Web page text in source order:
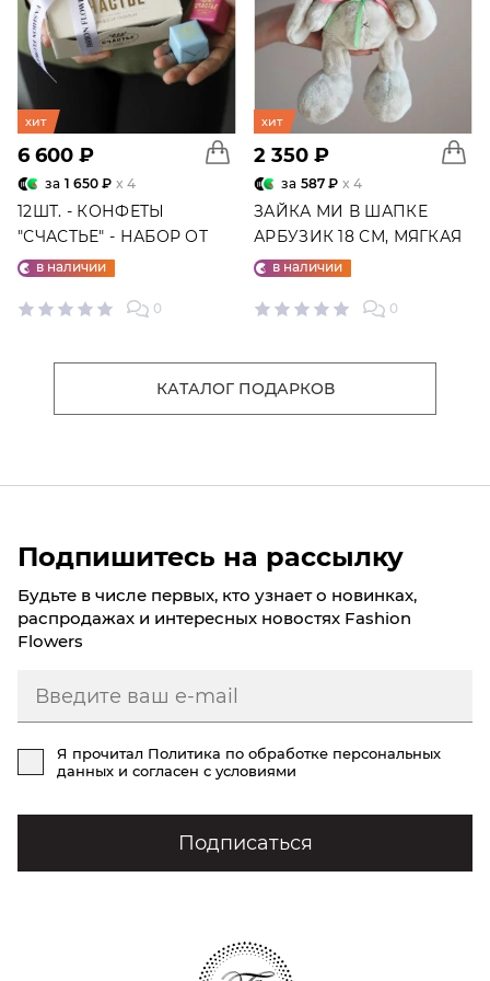
хит
6 600 ₽
за 1 650 ₽ x 4
12ШТ. - КОНФЕТЫ
"СЧАСТЬЕ" - НАБОР ОТ
"ФАБРИКИ СЧАСТЬЕ"
в наличии
0
хит
2 350 ₽
за 587 ₽ x 4
ЗАЙКА МИ В ШАПКЕ
АРБУЗИК 18 СМ, МЯГКАЯ
ИГРУШКА
в наличии
0
КАТАЛОГ ПОДАРКОВ
Подпишитесь на рассылку
Будьте в числе первых, кто узнает о новинках,
распродажах и интересных новостях Fashion
Flowers
Я прочитал Политика по обработке персональных
данных и согласен с условиями
Подписаться